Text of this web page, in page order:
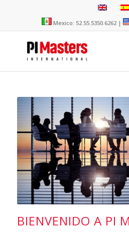
Mexico: 52.55.5350.6262 |
BIENVENIDO A PI